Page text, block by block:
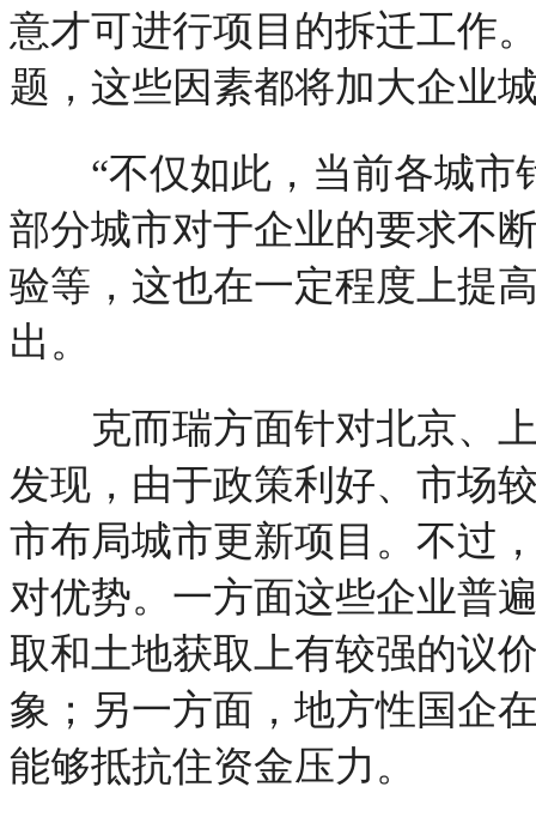
意才可进行项目的拆迁工作
题，这些因素都将加大企业
“不仅如此，当前各城市
部分城市对于企业的要求不
验等，这也在一定程度上提
出。
克而瑞方面针对北京、上
发现，由于政策利好、市场
市布局城市更新项目。不过
对优势。一方面这些企业普
取和土地获取上有较强的议
象；另一方面，地方性国企
能够抵抗住资金压力。